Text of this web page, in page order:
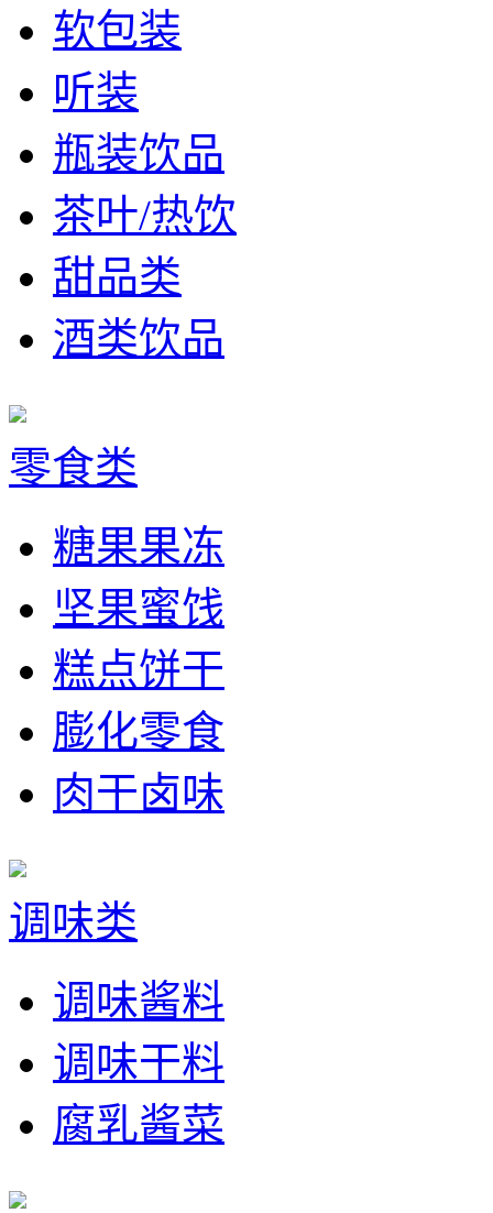
软包装
听装
瓶装饮品
茶叶/热饮
甜品类
酒类饮品
零食类
糖果果冻
坚果蜜饯
糕点饼干
膨化零食
肉干卤味
调味类
调味酱料
调味干料
腐乳酱菜